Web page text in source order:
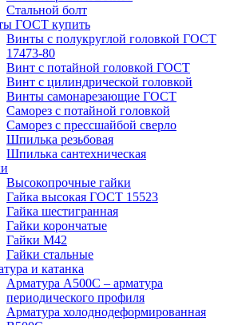
Стальной болт
ГОСТ купить
Винты с полукруглой головкой ГОСТ
17473-80
Винт с потайной головкой ГОСТ
Винт с цилиндрической головкой
Винты самонарезающие ГОСТ
Саморез с потайной головкой
Саморез с прессшайбой сверло
Шпилька резьбовая
Шпилька сантехническая
Высокопрочные гайки
Гайка высокая ГОСТ 15523
Гайка шестигранная
Гайки корончатые
Гайки М42
Гайки стальные
и катанка
Арматура А500С – арматура
периодического профиля
Арматура холоднодеформированная